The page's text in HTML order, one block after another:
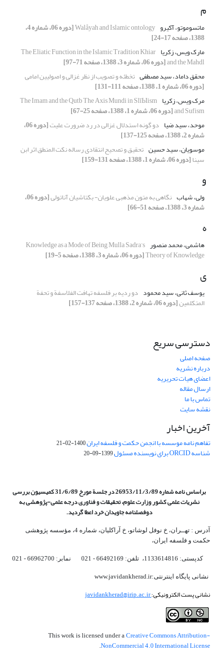
م
ماتسوموتو، آکیرو Walåyah and Islamic ontology [دوره 06، شماره 4،
1388، صفحه 17-24]
مارک ویس، زکریا The Eliatic Function in the Islamic Tradition Khiar
and the Mahdl[دوره 06، شماره 3، 1388، صفحه 71-97]
محقق داماد، سید مصطفی تخطئه و تصویب از نظر غزالی و اصولیین امامی
[دوره 06، شماره 1، 1388، صفحه 111-131]
مرک ویس، زکریا The Imam and the Qutb The Axis Mundi in SlīЫism
and Sufism[دوره 06، شماره 1، 1388، صفحه 25-67]
موحد، سید ضیا دو گونه استدلال غزالی در رد ضرورت علیت [دوره 06،
شماره 2، 1388، صفحه 125-137]
موسویان، سید حسین تحقیق و تصحیح انتقادی رساله نکت المنطق اثر ابن
سینا[دوره 06، شماره 1، 1388، صفحه 131-159]
و
ولی، شهاب نگاهی به متون مذهبی علویان- بکتاشیان آناتولی [دوره 06،
شماره 3، 1388، صفحه 51-66]
ه
هاشمی، محمد منصور Knowledge as a Mode of Being Mulla Sadra’s
Theory of Knowledge[دوره 06، شماره 3، 1388، صفحه 5-19]
ی
یوسف ثانی، سید محمود دو ردیه بر فلسفه تهافت الفلاسفة و تحفة
المتکلمین[دوره 06، شماره 2، 1388، صفحه 137-157]
دسترسی سریع
صفحه اصلی
درباره نشریه
اعضای هیات تحریریه
ارسال مقاله
تماس با ما
نقشه سایت
آخرین اخبار
تفاهم نامه موسسه با انجمن حکمت و فلسفه ایران1400-02-21
شناسه ORCID برای نویسنده مسئول 1399-09-20
براساس نامه شماره 26953/11/3/89 در جلسة مورخ 31/6/89 کمیسیون
بررسی
نشریات علمی کشور وزارت علوم، تحقیقات و فناوری درجه علمی‌-پژوهشیبه
دوفصلنامه جاویدان خرد اعطا گردید.
آدرس : تهــران، خ نوفل لوشاتو، خ آراکلیان، شماره 4،‌ مؤسسه پژوهشی
حکمت و فلسفه ایران،‌
کدپستی: 1133614816، تلفن: 66492169 - 021 نمابر: 66962700 - 021
نشانی پایگاه اینترنتی:www.javidankherad.ir
نشانی پست الکترونیکی:javidankherad@irip.ac.ir
This work is licensed under a Creative Commons Attribution-
NonCommercial 4.0 International License